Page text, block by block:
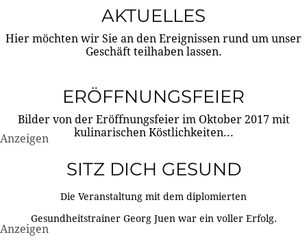
AKTUELLES
Hier möchten wir Sie an den Ereignissen rund um unser
Geschäft teilhaben lassen.
ERÖFFNUNGSFEIER
Bilder von der Eröffnungsfeier im Oktober 2017 mit
kulinarischen Köstlichkeiten...
Anzeigen
SITZ DICH GESUND
Die Veranstaltung mit dem diplomierten
Gesundheitstrainer Georg Juen war ein voller Erfolg.
Anzeigen